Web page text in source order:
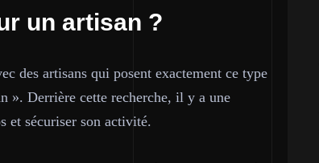
un artisan ?
des artisans qui posent exactement ce type
». Derrière cette recherche, il y a une
et sécuriser son activité.